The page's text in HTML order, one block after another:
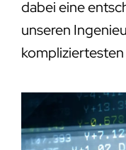
dabei eine
unseren